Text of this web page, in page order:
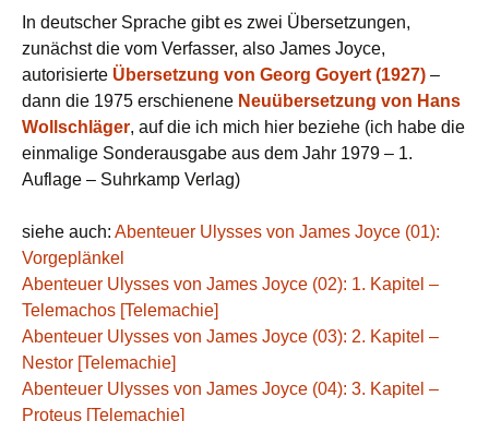
In deutscher Sprache gibt es zwei Übersetzungen,
zunächst die vom Verfasser, also James Joyce,
autorisierte Übersetzung von Georg Goyert (1927) –
dann die 1975 erschienene Neuübersetzung von Hans
Wollschläger, auf die ich mich hier beziehe (ich habe die
einmalige Sonderausgabe aus dem Jahr 1979 – 1.
Auflage – Suhrkamp Verlag)
siehe auch: Abenteuer Ulysses von James Joyce (01):
Vorgeplänkel
Abenteuer Ulysses von James Joyce (02): 1. Kapitel –
Telemachos [Telemachie]
Abenteuer Ulysses von James Joyce (03): 2. Kapitel –
Nestor [Telemachie]
Abenteuer Ulysses von James Joyce (04): 3. Kapitel –
Proteus [Telemachie]